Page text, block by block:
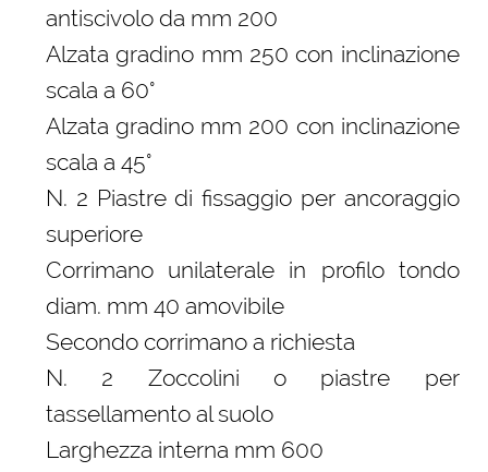
antiscivolo da mm 200
Alzata gradino mm 250 con inclinazione
scala a 60°
Alzata gradino mm 200 con inclinazione
scala a 45°
N. 2 Piastre di fissaggio per ancoraggio
superiore
Corrimano unilaterale in profilo tondo
diam. mm 40 amovibile
Secondo corrimano a richiesta
N. 2 Zoccolini o piastre per
tassellamento al suolo
Larghezza interna mm 600